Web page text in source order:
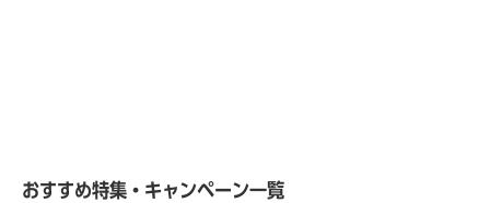
おすすめ特集・キャンペーン一覧